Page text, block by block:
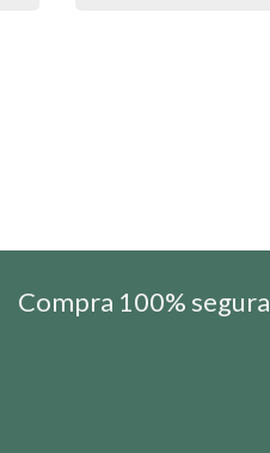
Compra 100% segura